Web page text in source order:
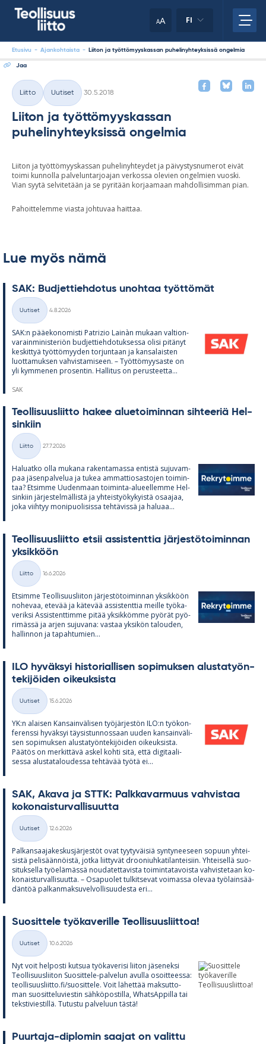
AA FI
Etusivu - Ajankohtaista - Liiton ja työttömyyskassan puhelinyhteyksissä ongelmia
Jaa
Kategoriat
Liitto Uutiset
30.5.2018
Liiton ja työttömyyskassan
puhelinyhteyksissä ongelmia
Liiton ja työttömyyskassan puhelinyhteydet ja päivystysnumerot eivät
toimi kunnolla palveluntarjoajan verkossa olevien ongelmien vuoski.
Vian syytä selvitetään ja se pyritään korjaamaan mahdollisimman pian.
Pahoittelemme viasta johtuvaa haittaa.
Lue myös nämä
SAK: Bud­jet­tieh­do­tus unoh­taa työt­tö­mät
Kategoriat
Uutiset
4.8.2026
SAK:n pää­e­ko­no­misti Pat­rizio Lainàn mu­kaan val­tion­
va­rain­mi­nis­te­riön bud­jet­tieh­do­tuk­sessa olisi pi­tä­nyt
kes­kit­tyä työt­tö­myy­den tor­jun­taan ja kan­sa­lais­ten
luot­ta­muk­sen vah­vis­ta­mi­seen. – Työt­tö­myy­saste on
yli kym­me­nen pro­sen­tin. Hal­li­tus on pe­rus­teetta...
SAK
Teol­li­suus­liitto ha­kee alue­toi­min­nan sih­tee­riä Hel­
sin­kiin
Kategoriat
Liitto
27.7.2026
Ha­luatko olla mu­kana ra­ken­ta­massa en­tistä su­ju­vam­
paa jä­sen­pal­ve­lua ja tu­kea am­mat­tio­sas­to­jen toi­min­
taa? Et­simme Uu­den­maan toi­minta-alu­eel­lemme Hel­
sin­kiin jär­jes­tel­mäl­listä ja yh­teis­työ­ky­kyistä osaa­jaa,
joka viih­tyy mo­ni­puo­li­sissa teh­tä­vissä ja ha­luaa...
Teol­li­suus­liitto et­sii as­sis­tent­tia jär­jes­tö­toi­min­nan
yk­sik­köön
Kategoriat
Liitto
16.6.2026
Et­simme Teol­li­suus­lii­ton jär­jes­tö­toi­min­nan yk­sik­köön
no­he­vaa, ete­vää ja kä­te­vää as­sis­tent­tia meille työ­ka­
ve­riksi As­sis­tent­timme pi­tää yk­sik­kömme pyö­rät pyö­
ri­mässä ja ar­jen su­ju­vana: vas­taa yk­si­kön ta­lou­den,
hal­lin­non ja ta­pah­tu­mien...
ILO hy­väk­syi his­to­rial­li­sen so­pi­muk­sen alus­ta­työn­
te­ki­jöi­den oi­keuk­sista
Kategoriat
Uutiset
15.6.2026
YK:n alai­sen Kan­sain­vä­li­sen työ­jär­jes­tön ILO:n työ­kon­
fe­renssi hy­väk­syi täy­sis­tun­nos­saan uu­den kan­sain­vä­li­
sen so­pi­muk­sen alus­ta­työn­te­ki­jöi­den oi­keuk­sista.
Pää­tös on mer­kit­tävä as­kel kohti sitä, että di­gi­taa­li­
sessa alus­ta­ta­lou­dessa teh­tä­vää työtä ei...
SAK, Akava ja STTK: Palk­ka­var­muus vah­vis­taa
ko­ko­nais­tur­val­li­suutta
Kategoriat
Uutiset
12.6.2026
Pal­kan­saa­ja­kes­kus­jär­jes­töt ovat tyy­ty­väi­siä syn­ty­nee­seen so­puun yh­tei­
sistä pe­li­sään­nöistä, jotka liit­ty­vät droo­niuh­ka­ti­lan­tei­siin. Yh­tei­sellä suo­
si­tuk­sella työ­elä­mässä nou­da­tet­ta­vista toi­min­ta­ta­voista vah­vis­te­taan ko­
ko­nais­tur­val­li­suutta. – Os­a­puo­let tul­kit­se­vat voi­massa ole­vaa työ­lain­sää­
dän­töä pal­kan­mak­su­vel­vol­li­suu­desta eri...
Suo­sit­tele työ­ka­ve­rille Teol­li­suus­liit­toa!
Kategoriat
Uutiset
10.6.2026
Nyt voit hel­posti kut­sua työ­ka­ve­risi lii­ton jä­se­neksi
Teol­li­suus­lii­ton Suo­sit­tele-pal­ve­lun avulla osoit­teessa:
teol­li­suus­liitto.fi/suo­sit­tele. Voit lä­het­tää mak­sut­to­
man suo­sit­te­lu­vies­tin säh­kö­pos­tilla, What­sAp­pilla tai
teks­ti­vies­tillä. Tu­tustu pal­ve­luun tästä!
Puur­taja-diplo­min saa­jat on va­littu